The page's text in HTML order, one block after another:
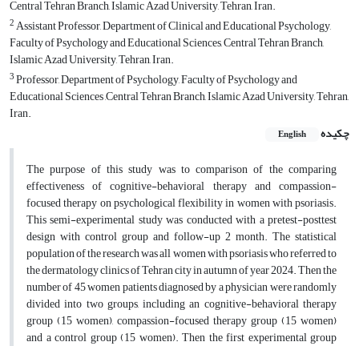
Central Tehran Branch, Islamic Azad University, Tehran, Iran.
2Assistant Professor, Department of Clinical and Educational Psychology,
Faculty of Psychology and Educational Sciences, Central Tehran Branch,
Islamic Azad University, Tehran, Iran.
3Professor, Department of Psychology, Faculty of Psychology and
Educational Sciences ,Central Tehran Branch, Islamic Azad University, Tehran,
Iran.
چکیده
English
The purpose of this study was to comparison of the comparing
effectiveness of cognitive-behavioral therapy and compassion-
focused therapy on psychological flexibility in women with psoriasis.
This semi-experimental study was conducted with a pretest-posttest
design with control group and follow-up 2 month. The statistical
population of the research was all women with psoriasis who referred to
the dermatology clinics of Tehran city in autumn of year 2024. Then the
number of 45 women patients diagnosed by a physician were randomly
divided into two groups, including an cognitive-behavioral therapy
group (15 women), compassion-focused therapy group (15 women)
and a control group (15 women). Then the first experimental group